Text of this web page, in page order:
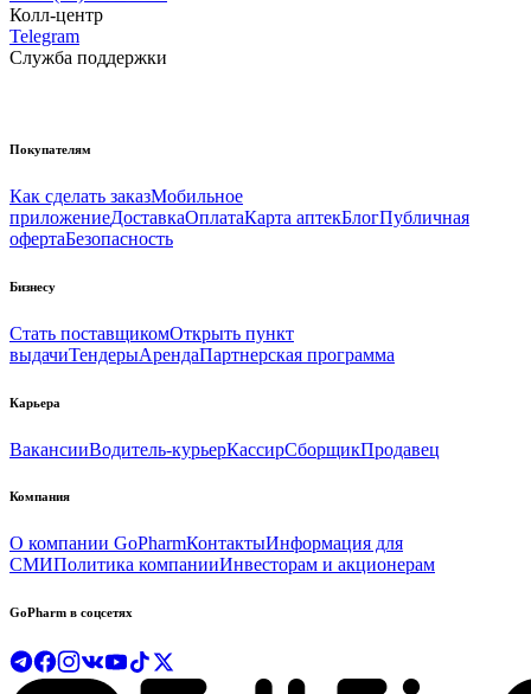
Колл-центр
Telegram
Служба поддержки
Покупателям
Как сделать заказМобильное
приложениеДоставкаОплатаКарта аптекБлогПубличная
офертаБезопасность
Бизнесу
Стать поставщикомОткрыть пункт
выдачиТендерыАрендаПартнерская программа
Карьера
ВакансииВодитель-курьерКассирСборщикПродавец
Компания
О компании GoPharmКонтактыИнформация для
СМИПолитика компанииИнвесторам и акционерам
GoPharm в соцсетях